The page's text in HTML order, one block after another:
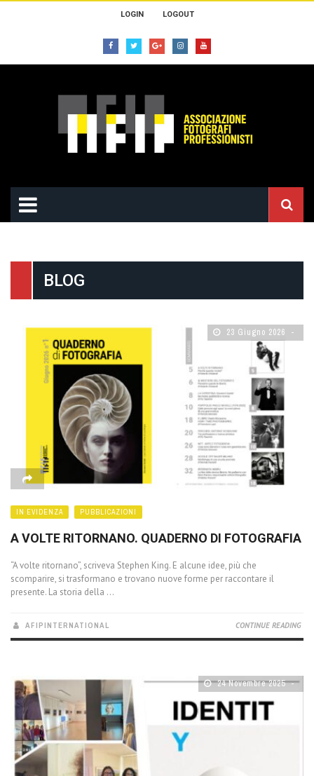
LOGIN LOGOUT
BLOG
23 Giugno 2026
IN EVIDENZA PUBBLICAZIONI
A VOLTE RITORNANO. QUADERNO DI FOTOGRAFIA
“A volte ritornano”, scriveva Stephen King. E alcune idee, più che
scomparire, si trasformano e trovano nuove forme per raccontare il
presente. La storia della ...
AFIPINTERNATIONAL CONTINUE READING
24 Novembre 2025